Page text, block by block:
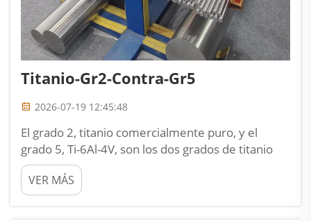
Titanio-Gr2-Contra-Gr5
2026-07-19 12:45:48
El grado 2, titanio comercialmente puro, y el
grado 5, Ti-6Al-4V, son los dos grados de titanio
más comúnmente especificados. El grado 2
ofrece una excelente resistencia a la corrosión y
soldabilidad, con una resistencia a la tracción de
VER MÁS